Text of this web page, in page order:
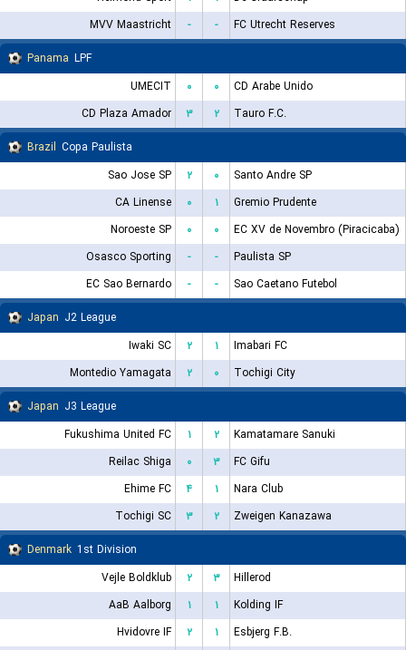
MVV Maastricht
- -
FC Utrecht Reserves
Panama LPF
UMECIT
۰ ۰
CD Arabe Unido
CD Plaza Amador
۳ ۲
Tauro F.C.
Brazil Copa Paulista
Sao Jose SP
۲ ۰
Santo Andre SP
CA Linense
۰ ۱
Gremio Prudente
Noroeste SP
۰ ۰
EC XV de Novembro (Piracicaba)
Osasco Sporting
- -
Paulista SP
EC Sao Bernardo
- -
Sao Caetano Futebol
Japan J2 League
Iwaki SC
۲ ۱
Imabari FC
Montedio Yamagata
۲ ۰
Tochigi City
Japan J3 League
Fukushima United FC
۱ ۲
Kamatamare Sanuki
Reilac Shiga
۰ ۳
FC Gifu
Ehime FC
۴ ۱
Nara Club
Tochigi SC
۳ ۲
Zweigen Kanazawa
Denmark 1st Division
Vejle Boldklub
۲ ۳
Hillerod
AaB Aalborg
۱ ۱
Kolding IF
Hvidovre IF
۲ ۱
Esbjerg F.B.